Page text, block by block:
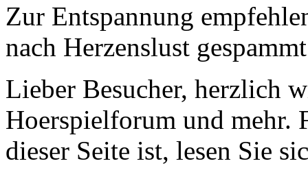
Zur Entspannung
nach Herzenslust
Lieber Besucher, herzlich
Hoerspielforum und mehr.
dieser Seite ist, lesen Sie